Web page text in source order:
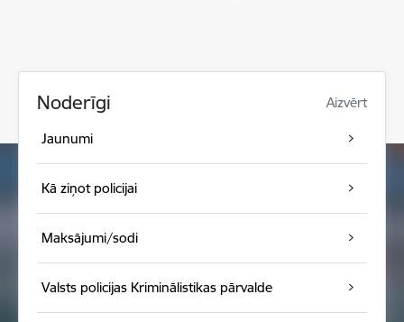
Noderīgi Aizvērt
Jaunumi
Kā ziņot policijai
Maksājumi/sodi
Valsts policijas Kriminālistikas pārvalde